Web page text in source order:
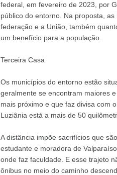
federal, em fevereiro de 2023, por
público do entorno. Na proposta,
federação e a União, também
um benefício para a população.
Terceira Casa
Os municípios do entorno estão
geralmente se encontram maiores
mais próximo e que faz divisa com
Luziânia está a mais de 50
A distância impõe sacrifícios que
estudante e moradora de
onde faz faculdade. E esse trajeto
ônibus no meio do caminho